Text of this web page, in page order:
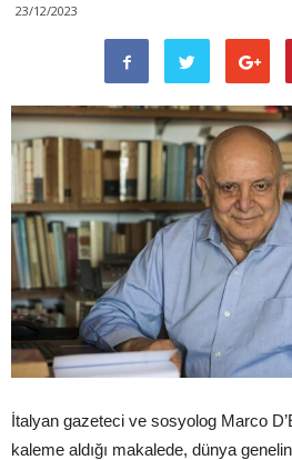
23/12/2023
İtalyan gazeteci ve sosyolog Marco
kaleme aldığı makalede, dünya